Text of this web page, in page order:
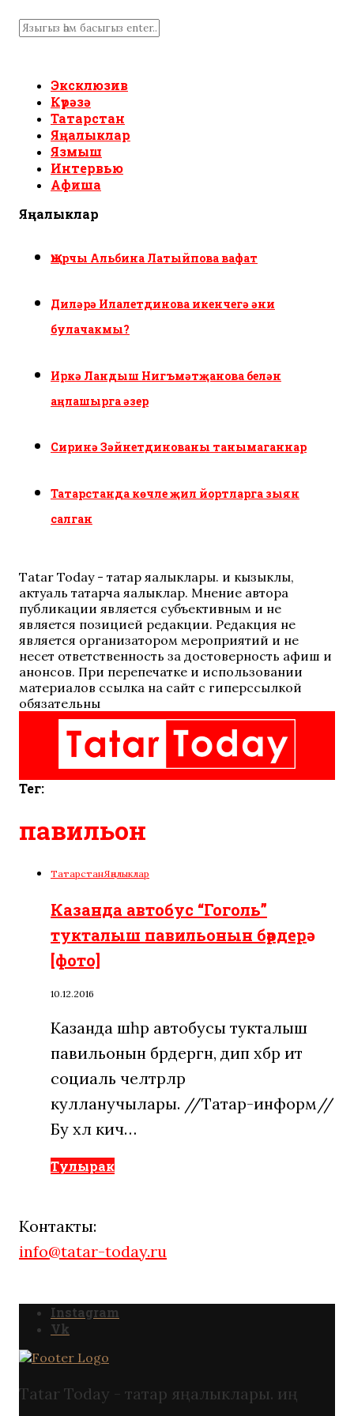
Эксклюзив
Күрәзә
Татарстан
Яңалыклар
Язмыш
Интервью
Афиша
Яңалыклар
Җырчы Альбина Латыйпова вафат
Диләрә Илалетдинова икенчегә әни
булачакмы?
Иркә Ландыш Нигъмәтҗанова белән
аңлашырга әзер
Сиринә Зәйнетдинованы танымаганнар
Татарстанда көчле җил йортларга зыян
салган
Tatar Today - татар яңалыклары. иң кызыклы,
актуаль татарча яңалыклар. Мнение автора
публикации является субъективным и не
является позицией редакции. Редакция не
является организатором мероприятий и не
несет ответственность за достоверность афиш и
анонсов. При перепечатке и использовании
материалов ссылка на сайт с гиперссылкой
обязательны
Тег:
павильон
ТатарстанЯңалыклар
Казанда автобус “Гоголь”
тукталыш павильонын бәрдерә
[фото]
10.12.2016
Казанда шәһәр автобусы тукталыш
павильонын бәрдергән, дип хәбәр итә
социаль челтәрләр
кулланучылары. //Татар-информ//
Бу хәл кичә…
Тулырак
Контакты:
info@tatar-today.ru
Instagram
Vk
Tatar Today - татар яңалыклары. иң